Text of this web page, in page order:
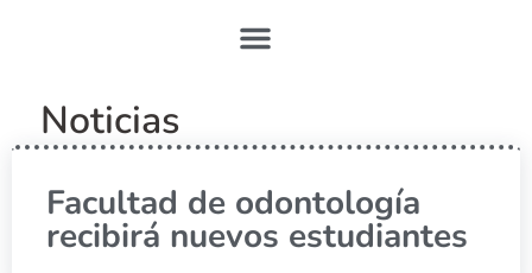
Noticias
Facultad de odontología
recibirá nuevos estudiantes